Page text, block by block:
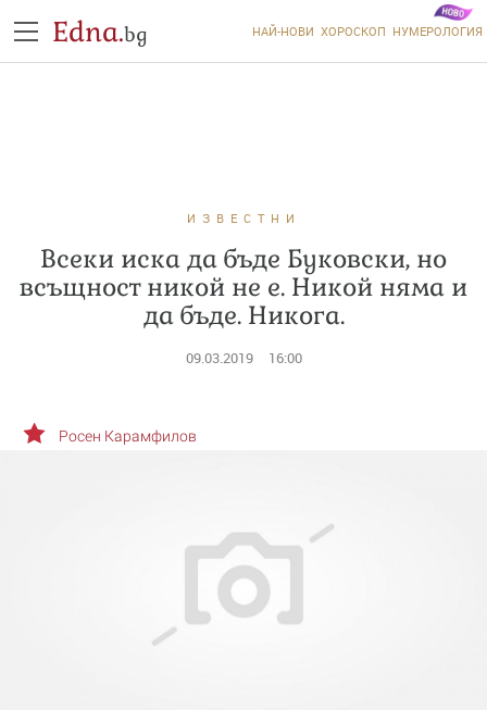
Edna.bg НАЙ-НОВИ ХОРОСКОП НУМЕРОЛОГИЯ
ИЗВЕСТНИ
Всеки иска да бъде Буковски, но
всъщност никой не е. Никой няма и
да бъде. Никога.
09.03.2019 16:00
Росен Карамфилов